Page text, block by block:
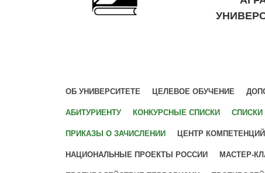
ОБ УНИВЕРСИТЕТЕ ЦЕЛЕВОЕ ОБУЧЕНИЕ
АБИТУРИЕНТУ КОНКУРСНЫЕ СПИСКИ
ПРИКАЗЫ О ЗАЧИСЛЕНИИ ЦЕНТР КОМПЕТЕНЦИЙ
НАЦИОНАЛЬНЫЕ ПРОЕКТЫ РОССИИ МАСТЕР-